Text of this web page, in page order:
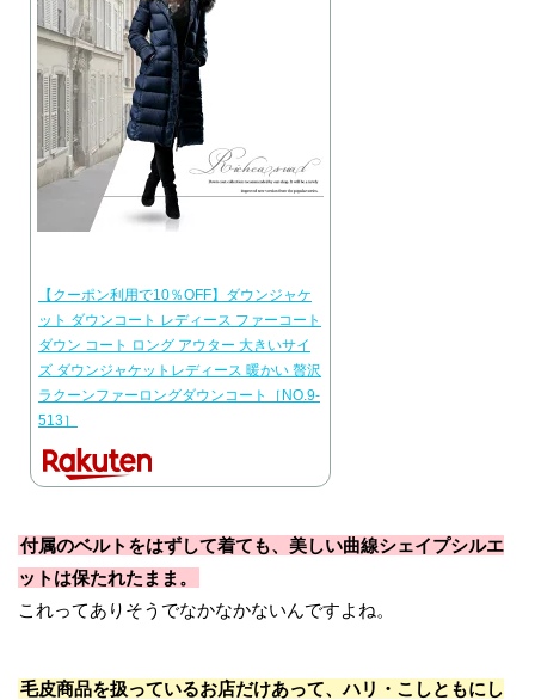
【クーポン利用で10％OFF】ダウンジャケ
ット ダウンコート レディース ファーコート
ダウン コート ロング アウター 大きいサイ
ズ ダウンジャケットレディース 暖かい 贅沢
ラクーンファーロングダウンコート［NO.9-
513］
付属のベルトをはずして着ても、美しい曲線シェイプシルエ
ットは保たれたまま。
これってありそうでなかなかないんですよね。
毛皮商品を扱っているお店だけあって、ハリ・こしともにし